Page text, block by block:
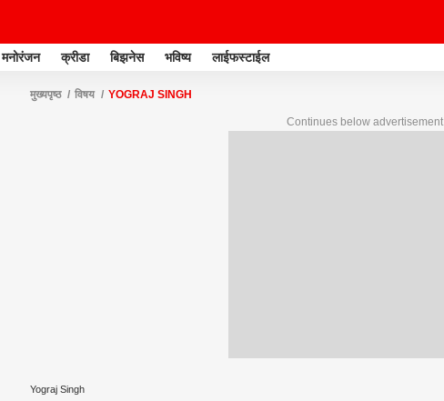
मनोरंजन क्रीडा बिझनेस भविष्य लाईफस्टाईल
मुख्यपृष्ठ विषय YOGRAJ SINGH
Continues below advertisement
Yograj Singh